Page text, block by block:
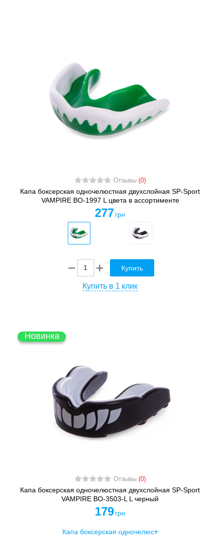
Отзывы (0)
Капа боксерская одночелюстная двухслойная SP-Sport
VAMPIRE BO-1997 L цвета в ассортименте
277 грн
Купить
Купить в 1 клик
Новинка
Отзывы (0)
Капа боксерская одночелюстная двухслойная SP-Sport
VAMPIRE BO-3503-L L черный
179 грн